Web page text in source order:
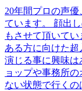
20年間プロの声
ています。 顔出
もさせて頂いて
ある方に向けた超
演じる事に興味
ョップや事務所
ない状態で行く